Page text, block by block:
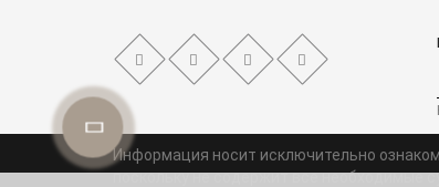
Информация носит исключительно
поскольку не содержит все необходимые